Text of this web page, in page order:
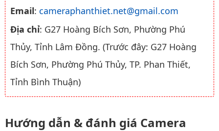
Email: cameraphanthiet.net@gmail.com
Địa chỉ: G27 Hoàng Bích Sơn, Phường Phú
Thủy, Tỉnh Lâm Đồng. (Trước đây: G27 Hoàng
Bích Sơn, Phường Phú Thủy, TP. Phan Thiết,
Tỉnh Bình Thuận)
Hướng dẫn & đánh giá Camera